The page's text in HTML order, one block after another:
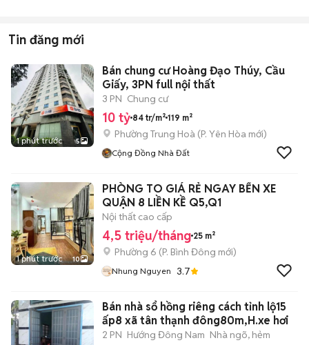
Tin đăng mới
1 phút trước 5
Bán chung cư Hoàng Đạo Thúy, Cầu
Giấy, 3PN full nội thất
3 PN Chung cư
10 tỷ 84 tr/m² 119 m²
Phường Trung Hoà (P. Yên Hòa mới)
Cộng Đồng Nhà Đất
1 phút trước 10
PHÒNG TO GIÁ RẺ NGAY BẾN XE
QUẬN 8 LIỀN KỀ Q5,Q1
Nội thất cao cấp
4,5 triệu/tháng 25 m²
Phường 6 (P. Bình Đông mới)
Nhung Nguyen 3.7
Bán nhà sổ hồng riêng cách tỉnh lộ15
ấp8 xã tân thạnh đông80m,H.xe hơi
2 PN Hướng Đông Nam Nhà ngõ, hẻm